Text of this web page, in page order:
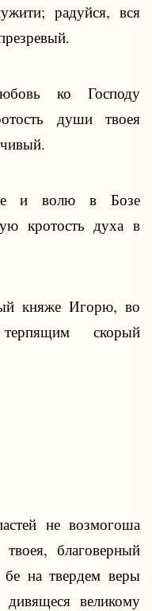
радуйся, вся
ко Господу
души твоея
и волю в Бозе
кротость духа в
княже Игорю, во
скорый
не возмогоша
благоверный
на твердем веры
великому